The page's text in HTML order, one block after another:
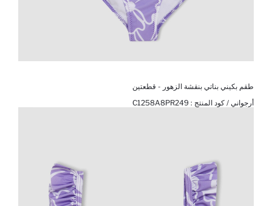
طقم بكيني بناتي بنقشة الزهور - قطعتين
أرجواني / كود المنتج : C1258A8PR249